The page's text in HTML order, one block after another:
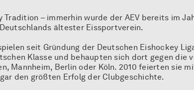
Tradition – immerhin wurde der AEV bereits im
ältester Eissportverein.
seit Gründung der Deutschen Eishockey
Klasse und behaupten sich dort gegen die
Mannheim, Berlin oder Köln. 2010 feierten sie
den größten Erfolg der Clubgeschichte.